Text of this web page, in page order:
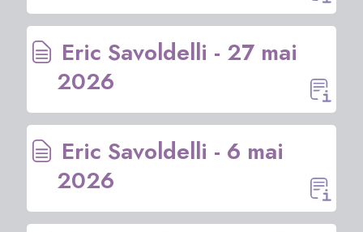
Eric Savoldelli - 27 mai
2026
Eric Savoldelli - 6 mai
2026